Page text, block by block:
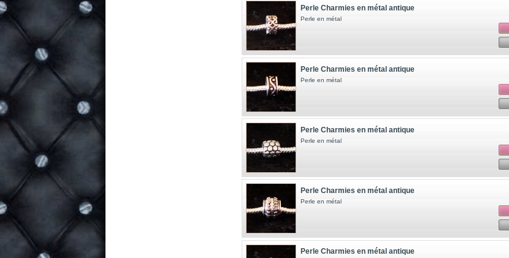
Perle Charmies en métal antique
Perle en métal
Perle Charmies en métal antique
Perle en métal
Perle Charmies en métal antique
Perle en métal
Perle Charmies en métal antique
Perle en métal
Perle Charmies en métal antique